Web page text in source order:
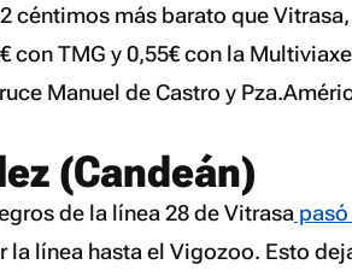
céntimos más barato que
con TMG y 0,55€ con la
Manuel de Castro y
(Candeán)
de la línea 28 de Vitrasa pasó
línea hasta el Vigozoo. Esto